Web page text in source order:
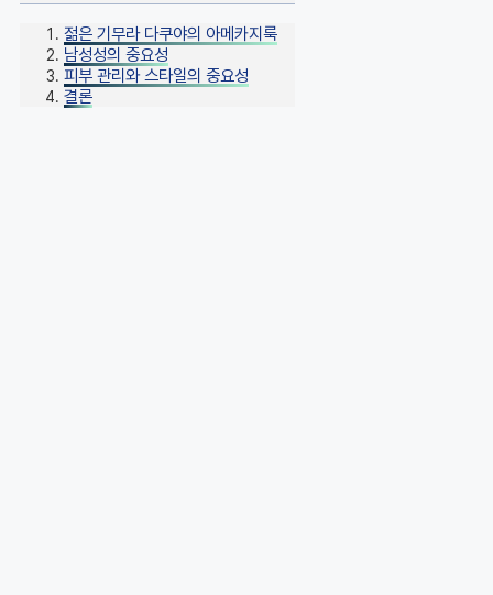
젊은 기무라 다쿠야의 아메카지룩
남성성의 중요성
피부 관리와 스타일의 중요성
결론